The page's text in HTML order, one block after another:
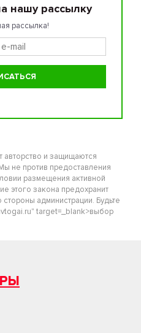
нашу рассылку
рассылка!
авторство и защищаются
не против предоставления
размещения активной
этого закона предохранит
администрации. Будьте
target=_blank>выбор